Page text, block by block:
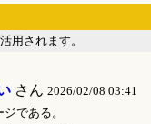
用されます。
さん 2026/02/08 03:41
である。